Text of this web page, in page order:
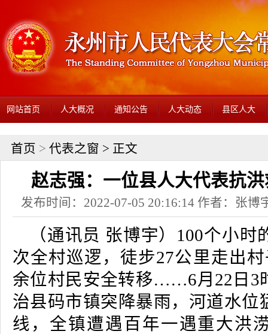
网站首页 人大概况 通知公告 人大动态 县区人大
首页 > 代表之窗 > 正文
赵志强：一位县人大代表抗
发布时间：2022-07-05 20:16:14 作者：张博
（通讯员 张博宇）100个小时
次全村巡逻，徒步27公里走出
余位村民安全转移……6月22日3
治县码市镇突降暴雨，河道水位
线，全镇遭遇百年一遇重大洪